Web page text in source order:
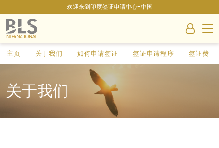
欢迎来到印度签证申请中心-中国
主页 关于我们 如何申请签证 签证申请程序 签证费
关于我们